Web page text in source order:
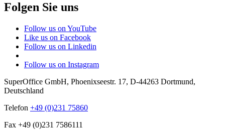
Folgen Sie uns
Follow us on YouTube
Like us on Facebook
Follow us on Linkedin
Follow us on Instagram
SuperOffice GmbH, Phoenixseestr. 17, D-44263 Dortmund,
Deutschland
Telefon +49 (0)231 75860
Fax +49 (0)231 7586111